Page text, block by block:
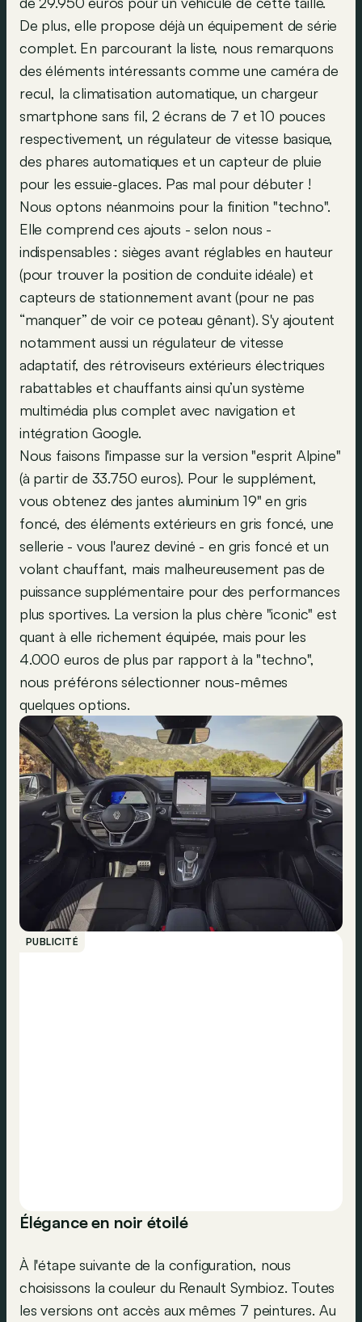
De plus, elle propose déjà un équipement de série
complet. En parcourant la liste, nous remarquons
des éléments intéressants comme une caméra de
recul, la climatisation automatique, un chargeur
smartphone sans fil, 2 écrans de 7 et 10 pouces
respectivement, un régulateur de vitesse basique,
des phares automatiques et un capteur de pluie
pour les essuie-glaces. Pas mal pour débuter !
Nous optons néanmoins pour la finition "techno".
Elle comprend ces ajouts - selon nous -
indispensables : sièges avant réglables en hauteur
(pour trouver la position de conduite idéale) et
capteurs de stationnement avant (pour ne pas
“manquer” de voir ce poteau gênant). S'y ajoutent
notamment aussi un régulateur de vitesse
adaptatif, des rétroviseurs extérieurs électriques
rabattables et chauffants ainsi qu’un système
multimédia plus complet avec navigation et
intégration Google.
Nous faisons l'impasse sur la version "esprit Alpine"
(à partir de 33.750 euros). Pour le supplément,
vous obtenez des jantes aluminium 19" en gris
foncé, des éléments extérieurs en gris foncé, une
sellerie - vous l'aurez deviné - en gris foncé et un
volant chauffant, mais malheureusement pas de
puissance supplémentaire pour des performances
plus sportives. La version la plus chère "iconic" est
quant à elle richement équipée, mais pour les
4.000 euros de plus par rapport à la "techno",
nous préférons sélectionner nous-mêmes
quelques options.
PUBLICITÉ
Élégance en noir étoilé
À l'étape suivante de la configuration, nous
choisissons la couleur du Renault Symbioz. Toutes
les versions ont accès aux mêmes 7 peintures. Au